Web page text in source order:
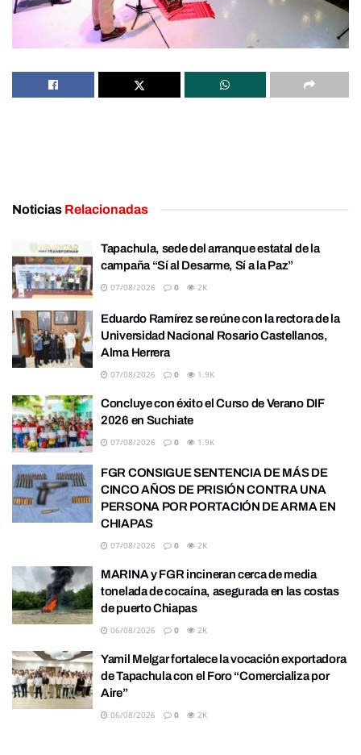
Noticias Relacionadas
Tapachula, sede del arranque estatal de la
campaña “Sí al Desarme, Sí a la Paz”
07/08/2026 0 2K
Eduardo Ramírez se reúne con la rectora de la
Universidad Nacional Rosario Castellanos,
Alma Herrera
07/08/2026 0 1.9K
Concluye con éxito el Curso de Verano DIF
2026 en Suchiate
07/08/2026 0 1.9K
FGR CONSIGUE SENTENCIA DE MÁS DE
CINCO AÑOS DE PRISIÓN CONTRA UNA
PERSONA POR PORTACIÓN DE ARMA EN
CHIAPAS
07/08/2026 0 2K
MARINA y FGR incineran cerca de media
tonelada de cocaína, asegurada en las costas
de puerto Chiapas
06/08/2026 0 2K
Yamil Melgar fortalece la vocación exportadora
de Tapachula con el Foro “Comercializa por
Aire”
06/08/2026 0 2K